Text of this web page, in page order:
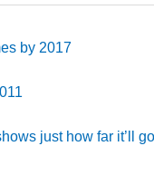
by 2017
just how far it’ll